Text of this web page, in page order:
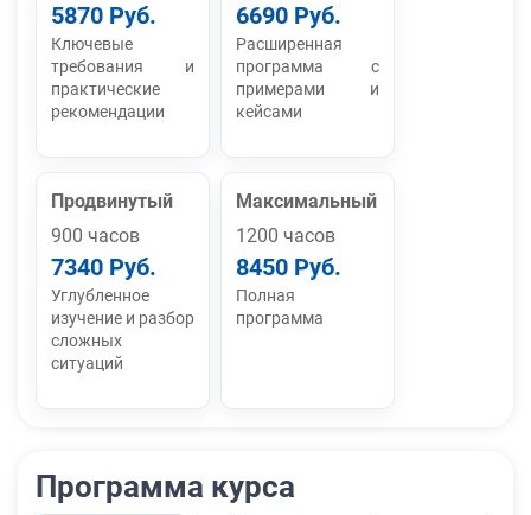
5870 Руб.
Ключевые
требования и
практические
рекомендации
6690 Руб.
Расширенная
программа с
примерами и
кейсами
Продвинутый
900 часов
7340 Руб.
Углубленное
изучение и разбор
сложных
ситуаций
Максимальный
1200 часов
8450 Руб.
Полная
программа
Программа курса